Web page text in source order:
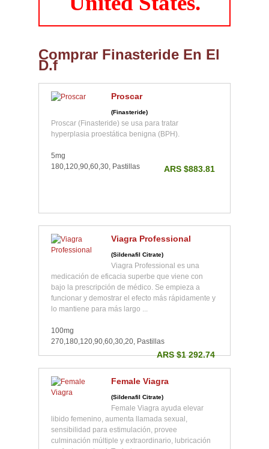
Comprar Finasteride En El
D.f
Proscar
(Finasteride)
Proscar (Finasteride) se usa para tratar
hyperplasia proestática benigna (BPH).
5mg
180,120,90,60,30, Pastillas
ARS $883.81
Viagra Professional
(Sildenafil Citrate)
Viagra Professional es una
medicación de eficacia superbe que viene con
bajo la prescripción de médico. Se empieza a
funcionar y demostrar el efecto más rápidamente y
lo mantiene para más largo ...
100mg
270,180,120,90,60,30,20, Pastillas
ARS $1 292.74
Female Viagra
(Sildenafil Citrate)
Female Viagra ayuda elevar
libido femenino, aumenta llamada sexual,
sensibilidad para estimulación, provee
culminación múltiple y extraordinario, lubricación